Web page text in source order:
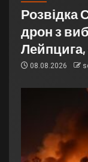
Розвідка
дрон з
Лейпцига,
08.08.2026